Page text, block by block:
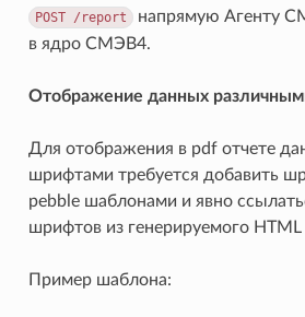
POST /report напрямую Агенту
в ядро СМЭВ4.
Отображение данных
Для отображения в pdf отчете
шрифтами требуется добавить
pebble шаблонами и явно
шрифтов из генерируемого HTML
Пример шаблона: